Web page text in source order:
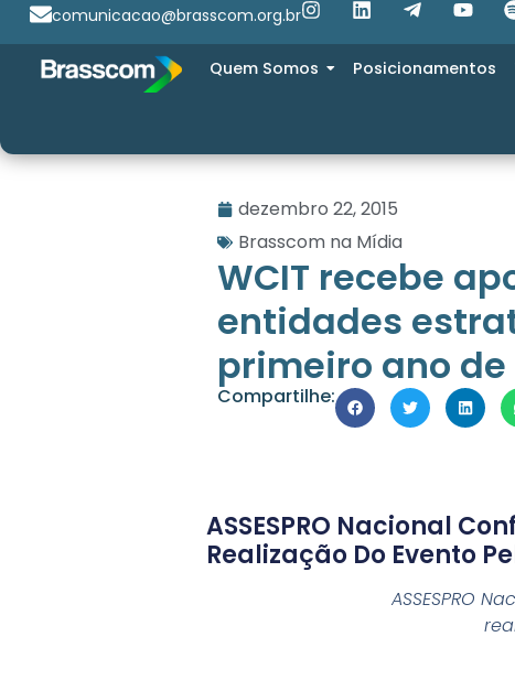
comunicacao@brasscom.org.br
Quem Somos Posicionamentos
dezembro 22, 2015
Brasscom na Mídia
WCIT recebe
entidades
primeiro ano
Compartilhe:
ASSESPRO Nacional
Realização Do Evento
ASSESPRO